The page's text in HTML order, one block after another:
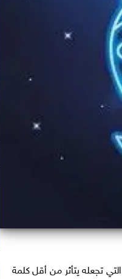
تجعله يتأثر من أقل كلمة